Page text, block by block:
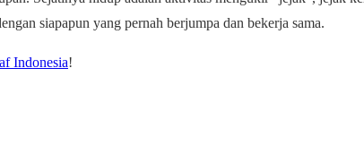
siapapun yang pernah berjumpa dan bekerja sama.
Indonesia!